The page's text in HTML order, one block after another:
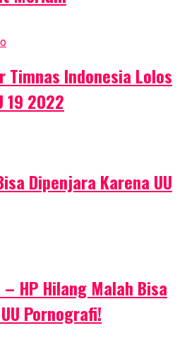
Timnas Indonesia Lolos
19 2022
Dipenjara Karena UU
HP Hilang Malah Bisa
Pornografi!